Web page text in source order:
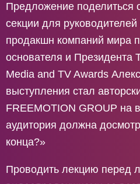
Предложение поделиться
секции для
продакшн компаний мира
основателя и Президента
Media and TV Awards
выступления стал
FREEMOTION GROUP на
аудитория должна
конца?»
Проводить лекцию перед